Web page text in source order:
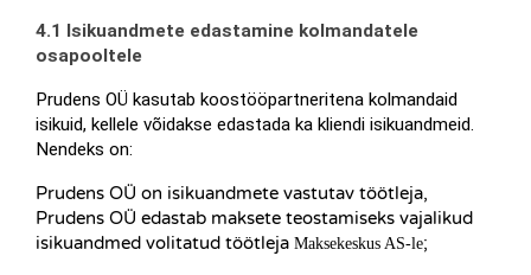
4.1 Isikuandmete edastamine kolmandatele
osapooltele
Prudens OÜ kasutab koostööpartneritena kolmandaid
isikuid, kellele võidakse edastada ka kliendi isikuandmeid.
Nendeks on:
Prudens OÜ on isikuandmete vastutav töötleja,
Prudens OÜ edastab maksete teostamiseks vajalikud
isikuandmed volitatud töötleja Maksekeskus AS-le;